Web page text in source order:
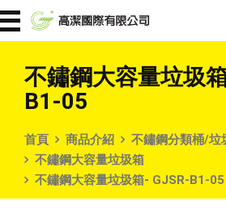
不鏽鋼大容量垃圾
B1-05
首頁 商品介紹
不鏽鋼分類桶/垃
不鏽鋼大容量垃圾箱
不鏽鋼大容量垃圾箱- GJSR-B1-05